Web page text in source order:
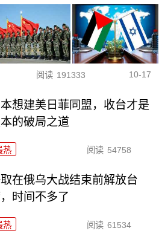
阅读 191333 10-17
本想建美日菲同盟，收台才是
的破局之道
热 阅读 54758
在俄乌大战结束前解放台
时间不多了
热 阅读 61534